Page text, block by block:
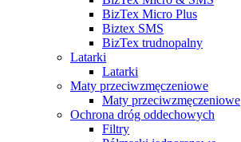
BizTex Micro Plus
Biztex SMS
BizTex trudnopalny
Latarki
Latarki
Maty przeciwzmęczeniowe
Maty przeciwzmęczeniowe
Ochrona dróg oddechowych
Filtry